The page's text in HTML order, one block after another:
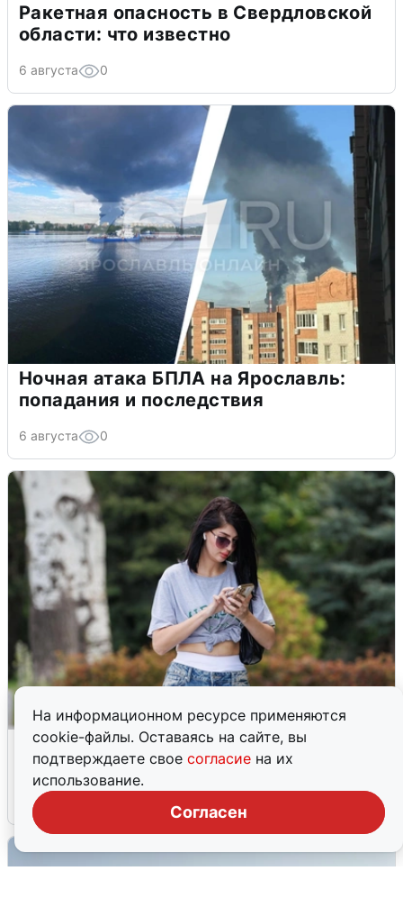
На информационном ресурсе применяются
cookie-файлы. Оставаясь на сайте, вы
подтверждаете свое согласие на их
использование.
Согласен
Ракетная опасность в Свердловской
области: что известно
6 августа 0
Ночная атака БПЛА на Ярославль:
попадания и последствия
6 августа 0
Волгоградцы остались без
мобильного интернета
6 августа